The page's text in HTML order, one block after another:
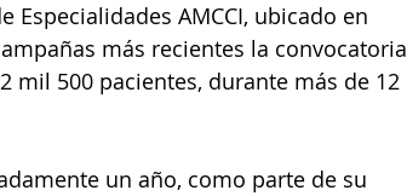
AMCCI, ubicado en
más recientes la convocatoria
mil 500 pacientes, durante más de 12
un año, como parte de su